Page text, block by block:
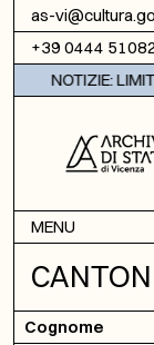
Vai al contenuto
as-
+39 0444
NOTIZIE:
MENU
Cognome